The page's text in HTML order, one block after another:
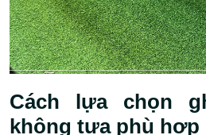
Cách lựa chọn
không tựa phù hợp